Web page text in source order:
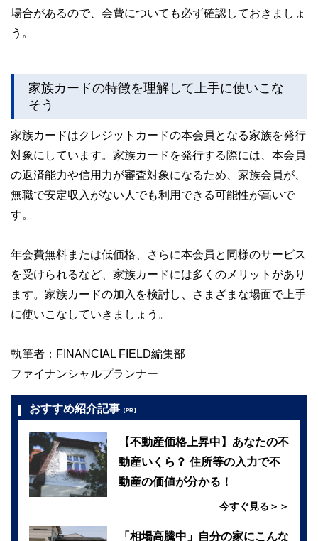
場合があるので、会費についても必ず確認しておきましょ
う。
家族カードの特徴を理解して上手に使いこな
そう
家族カードはクレジットカードの本会員となる家族を発行
対象にしています。家族カードを発行する際には、本会員
の返済能力や信用力が審査対象になるため、家族会員が、
無職で安定収入がない人でも利用できる可能性が高いで
す。
年会費無料または低価格、さらに本会員と同様のサービス
を受けられるなど、家族カードには多くのメリットがあり
ます。家族カードの加入を検討し、さまざまな場面で上手
に使いこなしていきましょう。
執筆者：FINANCIAL FIELD編集部
ファイナンシャルプランナー
おすすめ紹介記事 【PR】
【不動産価格上昇中】あなたの不
動産いくら？ 住所等の入力で不
動産の価値が分かる！
今すぐ見る＞＞
「相場高騰中」自分の家にこんな